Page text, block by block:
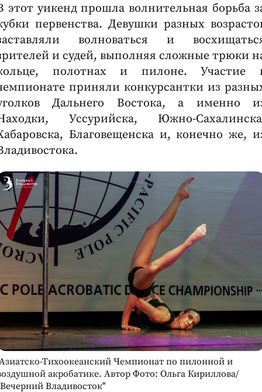
этот уикенд прошла волнительная борьба
первенства. Девушки разных
волноваться и
и судей, выполняя сложные трюки
полотнах и пилоне. Участие
приняли конкурсантки из
Дальнего Востока, а именно
Уссурийска, Южно-
Благовещенска и, конечно же,
Тихоокеанский Чемпионат по пилонной и
акробатике. Автор Фото: Ольга Кириллова/
Владивосток"